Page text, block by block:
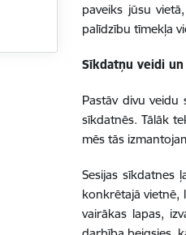
paveiks jūsu
palīdzību tīmekļa
Sīkdatņu veidi
Pastāv divu
sīkdatnēs. Tālāk
mēs tās
Sesijas sīkdatnes
konkrētajā vietnē,
vairākas lapas,